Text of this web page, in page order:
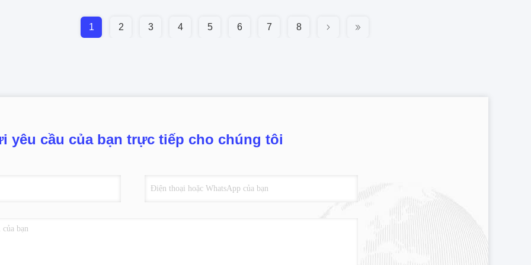
1 2 3 4 5 6 7 8
yêu cầu của bạn trực tiếp cho chúng tôi